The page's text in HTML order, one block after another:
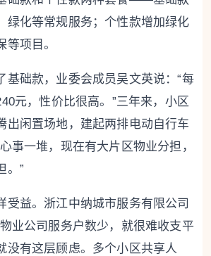
绿化等常规服务；个性款增加绿化
项目。
础款，业委会成员吴文英说：“每
元，性价比很高。”三年来，小区
出闲置场地，建起两排电动自行车
事一堆，现在有大片区物业分担，
。”
益。浙江中纳城市服务有限公司
业公司服务户数少，就很难收支平
没有这层顾虑。多个小区共享人